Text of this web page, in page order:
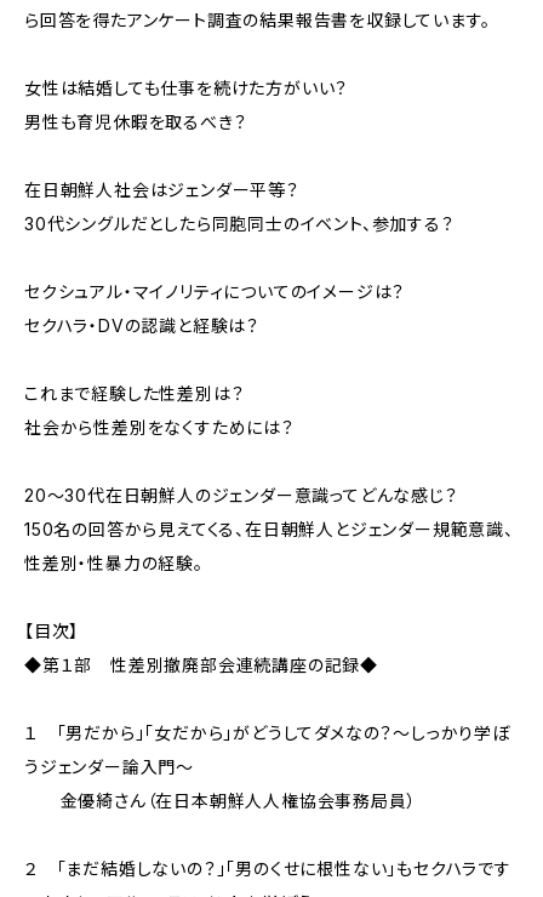
ら回答を得たアンケート調査の結果報告書を収録しています。
女性は結婚しても仕事を続けた方がいい？
男性も育児休暇を取るべき？
在日朝鮮人社会はジェンダー平等？
30代シングルだとしたら同胞同士のイベント、参加する？
セクシュアル・マイノリティについてのイメージは？
セクハラ・DVの認識と経験は？
これまで経験した性差別は？
社会から性差別をなくすためには？
20～30代在日朝鮮人のジェンダー意識ってどんな感じ？
150名の回答から見えてくる、在日朝鮮人とジェンダー規範意識、
性差別・性暴力の経験。
【目次】
◆第１部 性差別撤廃部会連続講座の記録◆
１ 「男だから」「女だから」がどうしてダメなの？～しっかり学ぼ
うジェンダー論入門～
金優綺さん（在日本朝鮮人人権協会事務局員）
２ 「まだ結婚しないの？」「男のくせに根性ない」もセクハラです